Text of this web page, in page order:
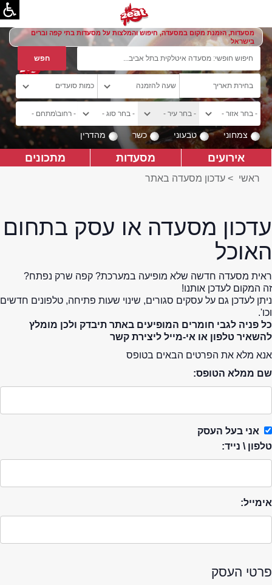
מסעדות, הזמנת מקום במסעדה, חיפוש והמלצות על מסעדות בתי קפה וברים
בישראל
צמחוני טבעוני כשר מהדרין
אירועים מסעדות מתכונים
ראשי > עדכון מסעדה באתר
עדכון מסעדה או עסק בתחום
האוכל
ראית מסעדה חדשה שלא מופיעה במערכת? קפה שרק נפתח?
זה המקום לעדכן אותנו!
ניתן לעדכן גם על עסקים סגורים, שינוי שעות פתיחה, טלפונים חדשים
וכו'.
כל פניה לגבי חומרים המופיעים באתר תיבדק ולכן מומלץ
להשאיר טלפון או אי-מייל ליצירת קשר
אנא מלא את הפרטים הבאים בטופס
שם ממלא הטופס:
אני בעל העסק
טלפון \ נייד:
אימייל:
פרטי העסק